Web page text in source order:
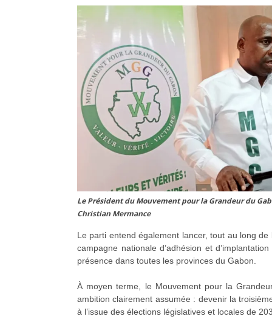
Le Président du Mouvement pour la Grandeur du
Christian Mermance
Le parti entend également lancer, tout au long de
campagne nationale d’adhésion et
présence dans toutes les provinces du Gabon.
À moyen terme, le Mouvement pour la
ambition clairement assumée : devenir la
à l’issue des élections législatives et locales de